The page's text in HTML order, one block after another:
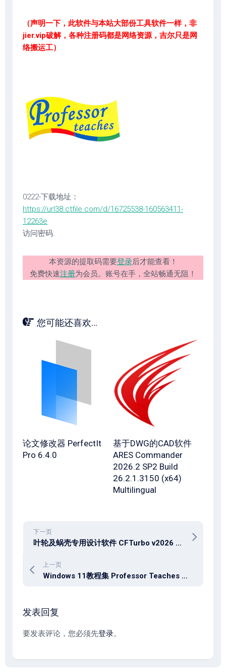
（声明一下，此软件与本站大部份工具软件一样，非
jier.vip破解，各种注册码都是网络资源，吉尔只是网
络搬运工）
0222-下载地址：
https://url38.ctfile.com/d/16725538-160563411-
12263e
访问密码:
本资源的提取码需要登录后才能查看！
免费快速注册为会员。账号在手，全站畅通无阻！
您可能还喜欢...
论文修改器 PerfectIt
Pro 6.4.0
基于DWG的CAD软件
ARES Commander
2026.2 SP2 Build
26.2.1.3150 (x64)
Multilingual
下一页
叶轮及蜗壳专用设计软件 CFTurbo v2026 R1.2.129 + CFTurbo FEA v2026 R1.0 + CFTurbo BladeRunner v2026 R1.2
上一页
Windows 11教程集 Professor Teaches Windows 11 v5.0
发表回复
要发表评论，您必须先登录。